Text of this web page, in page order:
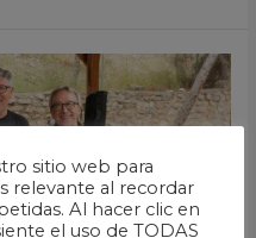
sitio web para
relevante al recordar
Al hacer clic en
el uso de TODAS